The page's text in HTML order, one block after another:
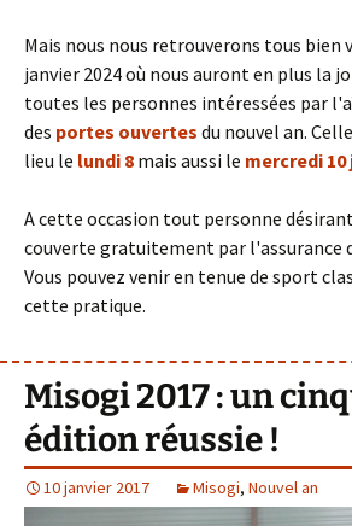
Mais nous nous retrouverons tous bien
janvier 2024 où nous auront en plus la
toutes les personnes intéressées par
des portes ouvertes du nouvel an.
lieu le lundi 8 mais aussi le mercredi 10
A cette occasion tout personne
couverte gratuitement par l'assurance
Vous pouvez venir en tenue de sport
cette pratique.
Misogi 2017 : un
édition réussie !
10 janvier 2017 Misogi, Nouvel an